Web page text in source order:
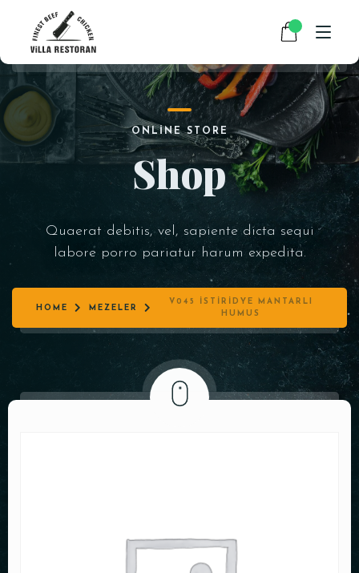
ANASAYFA
HAKKIMIZDA
RESTAURANT MENÜMÜZ
PAKET SERVİS
HABERLER
ONLINE STORE
Shop
Quaerat debitis, vel, sapiente dicta sequi
labore porro pariatur harum expedita.
HOME MEZELER
V045 İSTIRIDYE MANTARLI
HUMUS